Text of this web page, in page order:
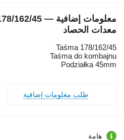
معدات الحصاد
Taśma 178/162/45
Taśma do kombajnu
Podziałka 45mm
طلب معلومات إضافية
هامة